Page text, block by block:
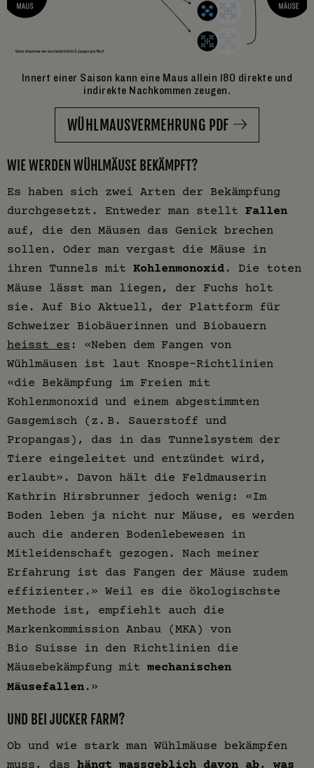
Innert einer Saison kann eine Maus allein 180 direkte und
indirekte Nachkommen zeugen.
WÜHLMAUSVERMEHRUNG PDF
WIE WERDEN WÜHLMÄUSE BEKÄMPFT?
Es haben sich zwei Arten der Bekämpfung
durchgesetzt. Entweder man stellt Fallen
auf, die den Mäusen das Genick brechen
sollen. Oder man vergast die Mäuse in
ihren Tunnels mit Kohlenmonoxid . Die toten
Mäuse lässt man liegen, der Fuchs holt
sie. Auf Bio Aktuell, der Plattform für
Schweizer Biobäuerinnen und Biobauern
heisst es : «Neben dem Fangen von
Wühlmäusen ist laut Knospe-Richtlinien
«die Bekämpfung im Freien mit
Kohlenmonoxid und einem abgestimmten
Gasgemisch (z. B. Sauerstoff und
Propangas), das in das Tunnelsystem der
Tiere eingeleitet und entzündet wird,
erlaubt». Davon hält die Feldmauserin
Kathrin Hirsbrunner jedoch wenig: «Im
Boden leben ja nicht nur Mäuse, es werden
auch die anderen Bodenlebewesen in
Mitleidenschaft gezogen. Nach meiner
Erfahrung ist das Fangen der Mäuse zudem
effizienter.» Weil es die ökologischste
Methode ist, empfiehlt auch die
Markenkommission Anbau (MKA) von
Bio Suisse in den Richtlinien die
Mäusebekämpfung mit mechanischen
Mäusefallen .»
UND BEI JUCKER FARM?
Ob und wie stark man Wühlmäuse bekämpfen
muss, das hängt massgeblich davon ab, was